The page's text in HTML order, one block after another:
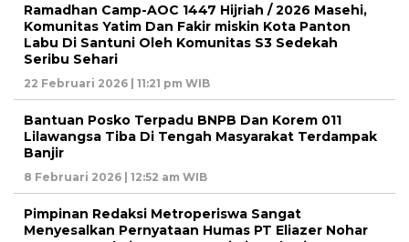
Ramadhan Camp-AOC 1447 Hijriah / 2026 Masehi,
Komunitas Yatim Dan Fakir miskin Kota Panton
Labu Di Santuni Oleh Komunitas S3 Sedekah
Seribu Sehari
22 Februari 2026 | 11:21 pm WIB
Bantuan Posko Terpadu BNPB Dan Korem 011
Lilawangsa Tiba Di Tengah Masyarakat Terdampak
Banjir
8 Februari 2026 | 12:52 am WIB
Pimpinan Redaksi Metroperiswa Sangat
Menyesalkan Pernyataan Humas PT Eliazer Nohar